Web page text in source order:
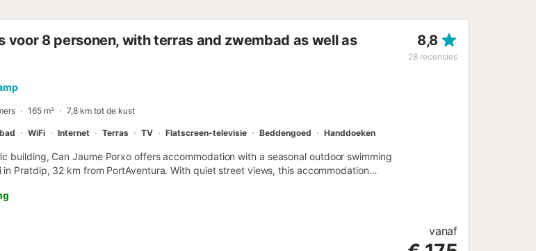
voor 8 personen, with terras and zwembad as well as
8,8
28 recensies
165 m² 7,8 km tot de kust
WiFi Internet Terras TV Flatscreen-televisie Beddengoed Handdoeken
building, Can Jaume Porxo offers accommodation with a seasonal outdoor swimming
in Pratdip, 32 km from PortAventura. With quiet street views, this accommodation
vanaf